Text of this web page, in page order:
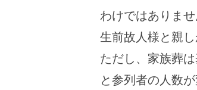
わけではありませ
生前故人様と親
ただし、家族葬
と参列者の人数